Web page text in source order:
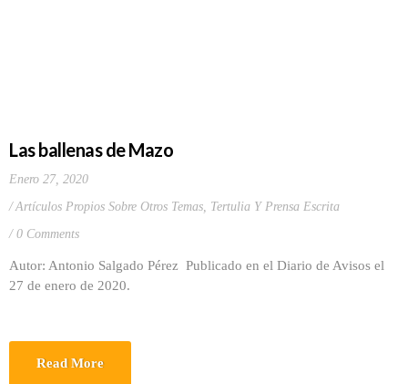
Las ballenas de Mazo
Enero 27, 2020
Artículos Propios Sobre Otros Temas, Tertulia Y Prensa Escrita
0 Comments
Autor: Antonio Salgado Pérez Publicado en el Diario de Avisos el
27 de enero de 2020.
Read More